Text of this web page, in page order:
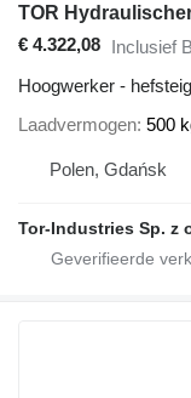
€ 4.322,08 Inclusief
Hoogwerker -
Laadvermogen 500
Polen, Gdańsk
Tor-Industries Sp. z